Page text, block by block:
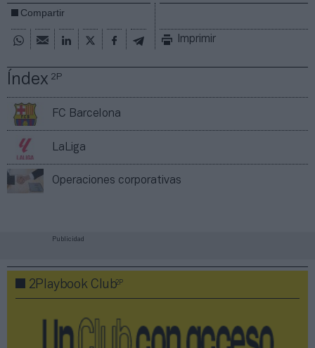
Índex2P
FC Barcelona
LaLiga
Operaciones corporativas
Compartir
Imprimir
Publicidad
2Playbook Club2P